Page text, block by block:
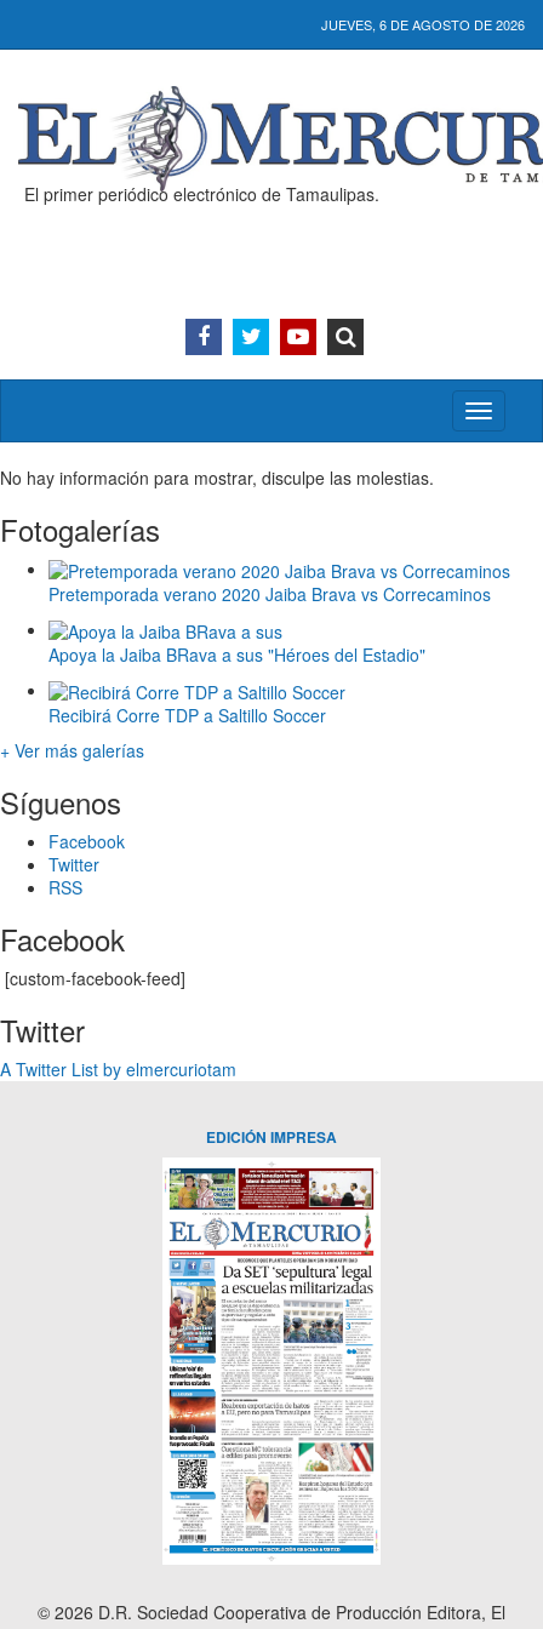
JUEVES, 6 DE AGOSTO DE 2026
El primer periódico electrónico de Tamaulipas.
Activar/
menú
No hay información para mostrar, disculpe las molestias.
Fotogalerías
Pretemporada verano 2020 Jaiba Brava vs Correcaminos
Apoya la Jaiba BRava a sus "Héroes del Estadio"
Recibirá Corre TDP a Saltillo Soccer
+ Ver más galerías
Síguenos
Facebook
Twitter
RSS
Facebook
[custom-facebook-feed]
Twitter
A Twitter List by elmercuriotam
EDICIÓN IMPRESA
© 2026 D.R. Sociedad Cooperativa de Producción Editora, El